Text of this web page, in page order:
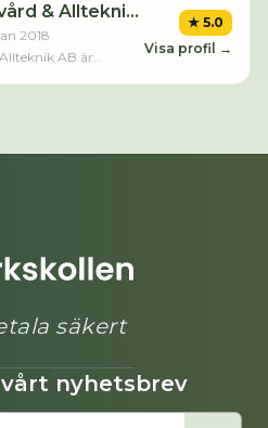
Daniels Skogsvård & Allteknik AB
2018
AB är
★ 5.0
Visa profil →
säkert
nyhetsbrev